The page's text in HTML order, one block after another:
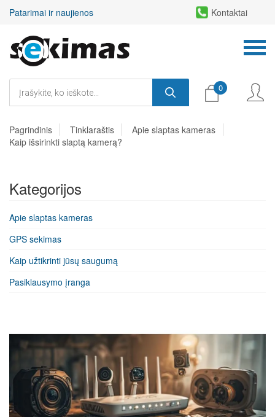
Kontaktai
Patarimai ir naujienos
0
Pagrindinis Tinklaraštis
Apie slaptas kameras
Kaip išsirinkti slaptą kamerą?
Kategorijos
Apie slaptas kameras
GPS sekimas
Kaip užtikrinti jūsų saugumą
Pasiklausymo įranga